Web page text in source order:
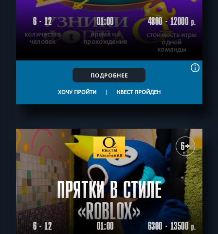
6 - 12
количество
человек
01:00
время на
прохождение
4800 - 12000р.
стоимость игры
одной
команды
ПОДРОБНЕЕ
ХОЧУ ПРОЙТИ | КВЕСТ ПРОЙДЕН
6+
ПРЯТКИ В СТИЛЕ
«ROBLOX»
6 - 12 01:00 6300 - 13500р.